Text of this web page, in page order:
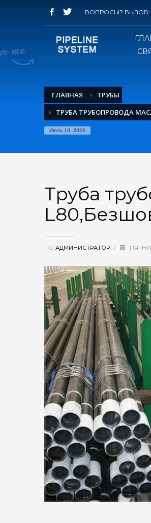
ВОПРОСЫ? ВЫЗОВ:
ГЛАВНАЯ
ТРУБЫ
ТРУБА ТРУБОПРОВОДА
Июль 18, 2026
Труба
ПО АДМИНИСТРАТОР /